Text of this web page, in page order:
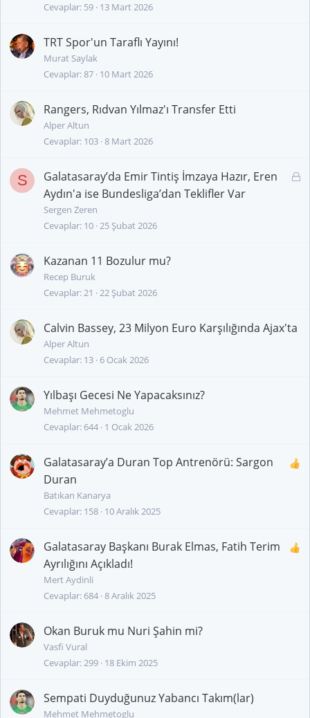
Cevaplar 59 13 Mart 2026
TRT Spor'un Taraflı Yayını!
Murat Saylak
Cevaplar 87 10 Mart 2026
Rangers, Rıdvan Yılmaz'ı Transfer Etti
Alper Altun
Cevaplar 103 8 Mart 2026
S
K
Galatasaray’da Emir Tintiş İmzaya Hazır, Eren
Aydın'a ise Bundesliga’dan Teklifler Var
Sergen Zeren
Cevaplar 10 25 Şubat 2026
Kazanan 11 Bozulur mu?
Recep Buruk
Cevaplar 21 22 Şubat 2026
Calvin Bassey, 23 Milyon Euro Karşılığında Ajax'ta
Alper Altun
Cevaplar 13 6 Ocak 2026
Yılbaşı Gecesi Ne Yapacaksınız?
Mehmet Mehmetoglu
Cevaplar 644 1 Ocak 2026
Galatasaray’a Duran Top Antrenörü: Sargon
Duran
Batıkan Kanarya
Cevaplar 158 10 Aralık 2025
Galatasaray Başkanı Burak Elmas, Fatih Terim
Ayrılığını Açıkladı!
Mert Aydinli
Cevaplar 684 8 Aralık 2025
Okan Buruk mu Nuri Şahin mi?
Vasfi Vural
Cevaplar 299 18 Ekim 2025
Sempati Duyduğunuz Yabancı Takım(lar)
Mehmet Mehmetoglu